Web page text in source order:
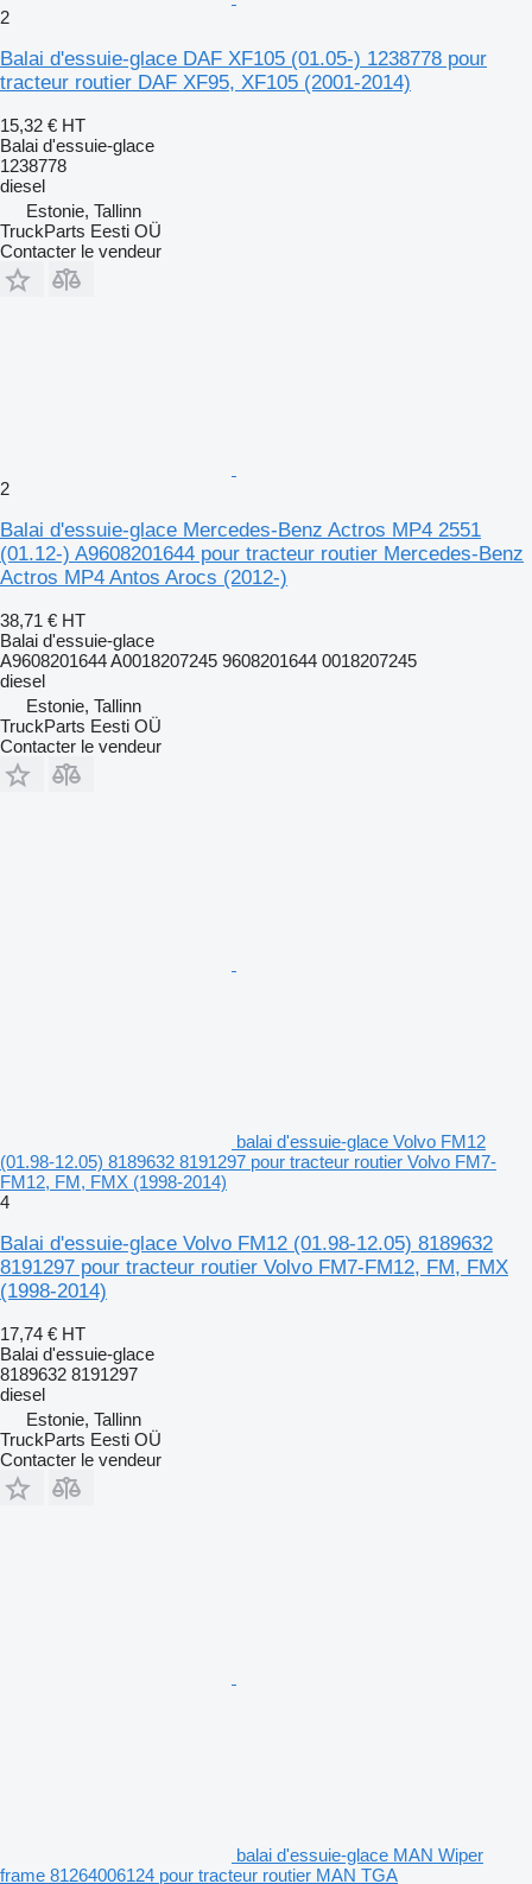
2
Balai d'essuie-glace DAF XF105 (01.05-) 1238778 pour
tracteur routier DAF XF95, XF105 (2001-2014)
15,32 € HT
Balai d'essuie-glace
1238778
diesel
Estonie, Tallinn
TruckParts Eesti OÜ
Contacter le vendeur
2
Balai d'essuie-glace Mercedes-Benz Actros MP4 2551
(01.12-) A9608201644 pour tracteur routier Mercedes-Benz
Actros MP4 Antos Arocs (2012-)
38,71 € HT
Balai d'essuie-glace
A9608201644 A0018207245 9608201644 0018207245
diesel
Estonie, Tallinn
TruckParts Eesti OÜ
Contacter le vendeur
balai d'essuie-glace Volvo FM12
(01.98-12.05) 8189632 8191297 pour tracteur routier Volvo FM7-
FM12, FM, FMX (1998-2014)
4
Balai d'essuie-glace Volvo FM12 (01.98-12.05) 8189632
8191297 pour tracteur routier Volvo FM7-FM12, FM, FMX
(1998-2014)
17,74 € HT
Balai d'essuie-glace
8189632 8191297
diesel
Estonie, Tallinn
TruckParts Eesti OÜ
Contacter le vendeur
balai d'essuie-glace MAN Wiper
frame 81264006124 pour tracteur routier MAN TGA